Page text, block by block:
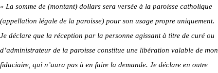
« La somme de (montant) dollars sera versée à la paroisse catholique
(appellation légale de la paroisse) pour son usage propre uniquement.
Je déclare que la réception par la personne agissant à titre de curé ou
d’administrateur de la paroisse constitue une libération valable de mon
fiduciaire, qui n’aura pas à en faire la demande. Je déclare en outre